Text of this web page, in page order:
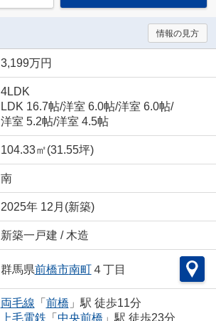
情報の見方
3,199万円
4LDK
LDK 16.7帖/洋室 6.0帖/洋室 6.0帖/
洋室 5.2帖/洋室 4.5帖
104.33㎡(31.55坪)
南
2025年 12月(新築)
新築一戸建 / 木造
群馬県前橋市南町４丁目
両毛線 「 前橋 」駅 徒歩11分
上毛電鉄 「 中央前橋 」駅 徒歩23分